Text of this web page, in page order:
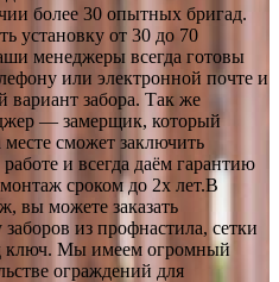
более 30 опытных бригад.
установку от 30 до 70
менеджеры всегда готовы
или электронной почте и
вариант забора. Так же
— замерщик, который
сможет заключить
и всегда даём гарантию
сроком до 2х лет.В
вы можете заказать
из профнастила, сетки
ключ. Мы имеем огромный
ограждений для